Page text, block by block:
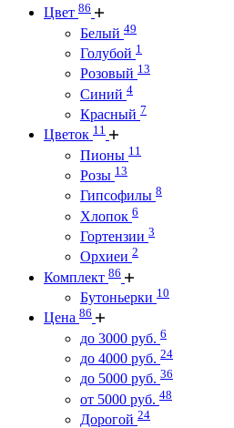
Цвет 86
Белый 49
Голубой 1
Розовый 13
Синий 4
Красный 7
Цветок 11
Пионы 11
Розы 13
Гипсофилы 8
Хлопок 6
Гортензии 3
Орхиеи 2
Комплект 86
Бутоньерки 10
Цена 86
до 3000 руб. 6
до 4000 руб. 24
до 5000 руб. 36
от 5000 руб. 48
Дорогой 24